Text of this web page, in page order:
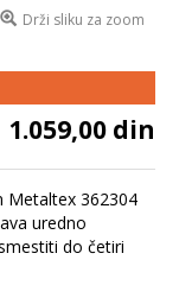
Drži sliku za zoom
1.059,00 din
Metaltex 362304
uredno
do četiri